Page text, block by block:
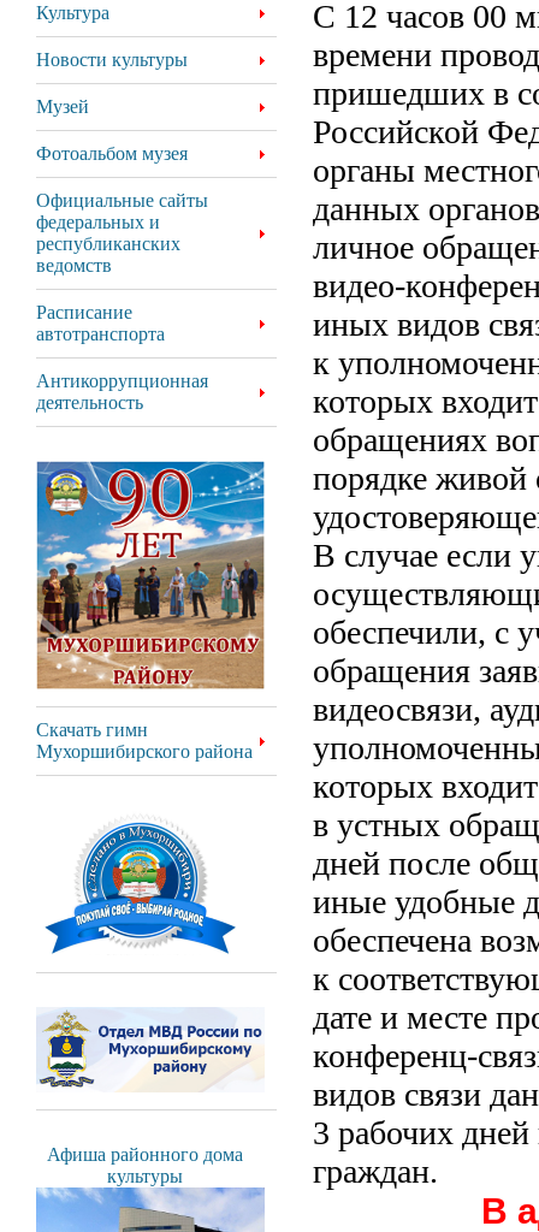
Культура
Новости культуры
Музей
Фотоальбом музея
Официальные сайты
федеральных и
республиканских
ведомств
Расписание
автотранспорта
Антикоррупционная
деятельность
Скачать гимн
Мухоршибирского района
Афиша районного дома
культуры
С 12 часов 00
времени
пришедших в
Российской
органы
данных
личное
видео-
иных видов
к
которых
обращениях
порядке живой
В случае если
обеспечили, с
обращения
видеосвязи,
которых
в устных
дней после
иные удобные
обеспечена
к
дате и месте
конференц-
видов связи
3 рабочих
граждан.
В